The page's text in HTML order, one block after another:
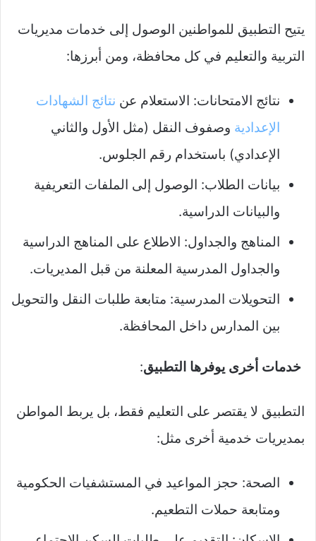
يتيح التطبيق للمواطنين الوصول إلى خدمات مديريات
التربية والتعليم في كل محافظة، ومن أبرزها:
نتائج الامتحانات: الاستعلام عن نتائج الشهادات
الإعدادية وصفوف النقل (مثل الأول والثاني
الإعدادي) باستخدام رقم الجلوس.
بيانات الطلاب: الوصول إلى الملفات التعريفية
والبيانات الدراسية.
المناهج والجداول: الاطلاع على المناهج الدراسية
والجداول المدرسية المعلنة من قبل المديريات.
التحويلات المدرسية: متابعة طلبات النقل والتحويل
بين المدارس داخل المحافظة.
خدمات أخرى يوفرها التطبيق:
التطبيق لا يقتصر على التعليم فقط، بل يربط المواطن
بمديريات خدمية أخرى مثل:
الصحة: حجز المواعيد في المستشفيات الحكومية
ومتابعة حملات التطعيم.